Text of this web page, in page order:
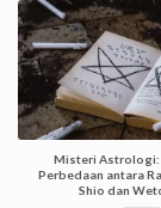
Misteri Astrologi:
Perbedaan antara
Shio dan